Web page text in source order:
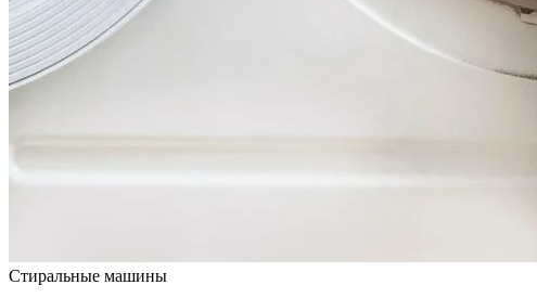
Стиральные машины